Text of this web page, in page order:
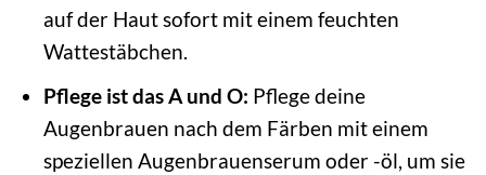
auf der Haut sofort mit einem feuchten
Wattestäbchen.
Pflege ist das A und O: Pflege deine
Augenbrauen nach dem Färben mit einem
speziellen Augenbrauenserum oder -öl, um sie